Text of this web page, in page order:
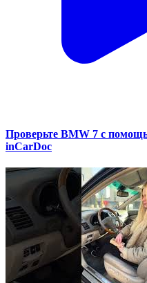
Проверьте BMW 7 с
inCarDoc